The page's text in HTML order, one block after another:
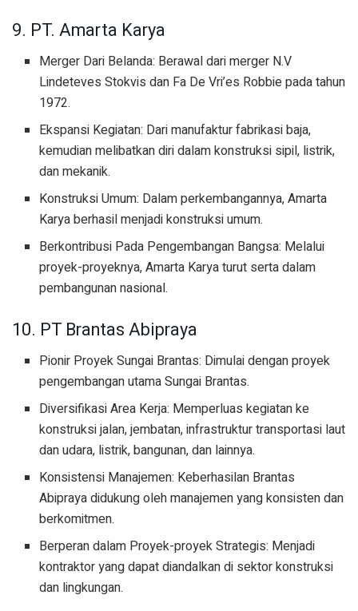
9. PT. Amarta Karya
Merger Dari Belanda: Berawal dari merger N.V
Lindeteves Stokvis dan Fa De Vri’es Robbie pada tahun
1972.
Ekspansi Kegiatan: Dari manufaktur fabrikasi baja,
kemudian melibatkan diri dalam konstruksi sipil, listrik,
dan mekanik.
Konstruksi Umum: Dalam perkembangannya, Amarta
Karya berhasil menjadi konstruksi umum.
Berkontribusi Pada Pengembangan Bangsa: Melalui
proyek-proyeknya, Amarta Karya turut serta dalam
pembangunan nasional.
10. PT Brantas Abipraya
Pionir Proyek Sungai Brantas: Dimulai dengan proyek
pengembangan utama Sungai Brantas.
Diversifikasi Area Kerja: Memperluas kegiatan ke
konstruksi jalan, jembatan, infrastruktur transportasi laut
dan udara, listrik, bangunan, dan lainnya.
Konsistensi Manajemen: Keberhasilan Brantas
Abipraya didukung oleh manajemen yang konsisten dan
berkomitmen.
Berperan dalam Proyek-proyek Strategis: Menjadi
kontraktor yang dapat diandalkan di sektor konstruksi
dan lingkungan.